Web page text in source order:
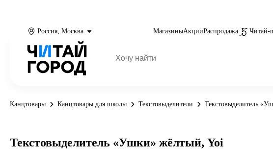
Россия, Москва МагазиныАкцииРаспродажа Читай-
Канцтовары Канцтовары для школы Текстовыделители Текстовыделитель
Текстовыделитель «Ушки» жёлтый, Yoi